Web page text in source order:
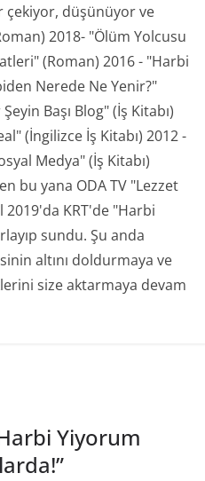
düşünüyor ve
2018- "Ölüm Yolcusu
(Roman) 2016 - "Harbi
Nerede Ne Yenir?"
Başı Blog" (İş Kitabı)
(İngilizce İş Kitabı) 2012 -
Medya" (İş Kitabı)
bu yana ODA TV "Lezzet
2019'da KRT'de "Harbi
sundu. Şu anda
altını doldurmaya ve
size aktarmaya devam
Yiyorum
”